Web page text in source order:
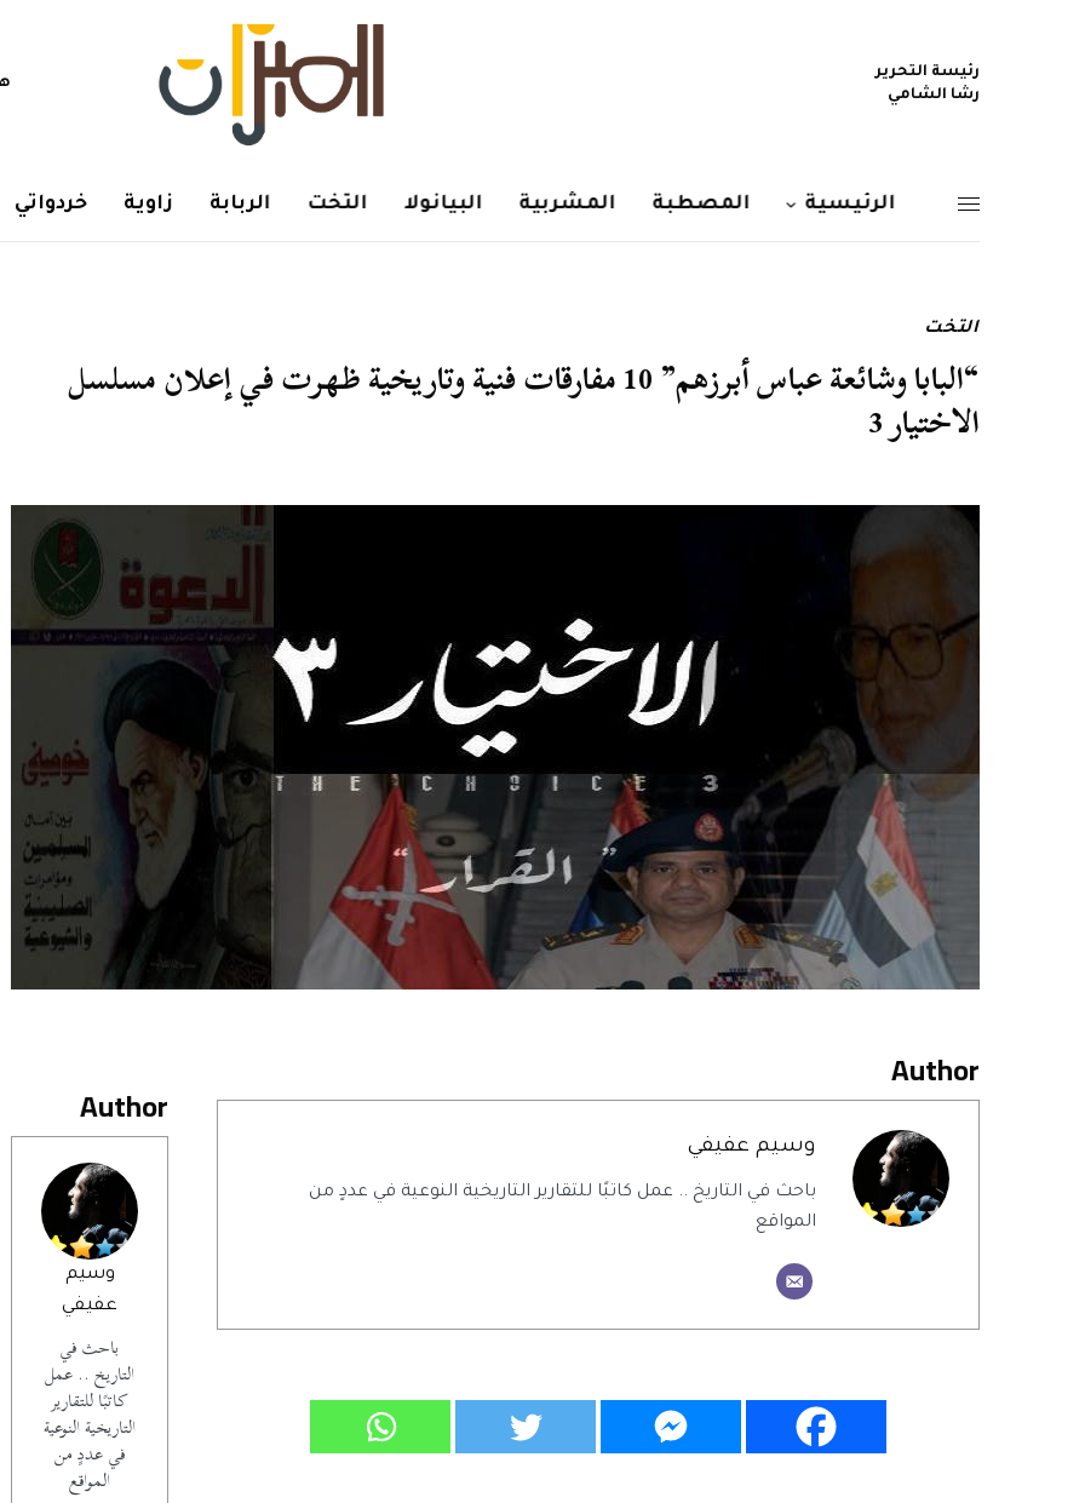
رئيسة التحرير
رشا الشامي
الرئيسية المصطبة المشربية البيانولا التخت الربابة زاوية خردواتي
التخت
“البابا وشائعة عباس أبرزهم” 10 مفارقات فنية وتاريخية ظهرت في إعلان مسلسل
الاختيار 3
Author
وسيم
عفيفي
باحث في
التاريخ .. عمل
كاتبًا للتقارير
التاريخية النوعية
في عددٍ من
المواقع
Author
وسيم عفيفي
باحث في التاريخ .. عمل كاتبًا للتقارير التاريخية النوعية في عددٍ من
المواقع